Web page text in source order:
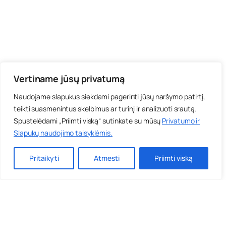
Vertiname jūsų privatumą
Naudojame slapukus siekdami pagerinti jūsų naršymo patirtį,
teikti suasmenintus skelbimus ar turinį ir analizuoti srautą.
Spustelėdami „Priimti viską“ sutinkate su mūsų Privatumo ir
Slapukų naudojimo taisyklėmis.
Pritaikyti Atmesti Priimti viską